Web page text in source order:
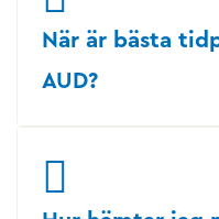
När är bästa
AUD?